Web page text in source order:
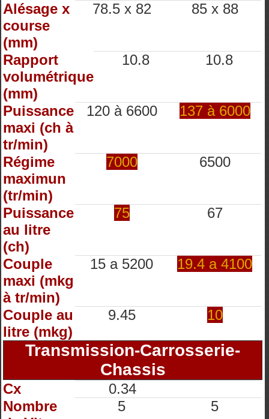
Alésage x
course
(mm)
78.5 x 82 85 x 88
Rapport
volumétrique
(mm)
10.8 10.8
Puissance
maxi (ch à
tr/min)
120 à 6600 137 à 6000
Régime
maximun
(tr/min)
7000 6500
Puissance
au litre
(ch)
75 67
Couple
maxi (mkg
à tr/min)
15 a 5200 19.4 a 4100
Couple au
litre (mkg)
9.45 10
Transmission-Carrosserie-
Chassis
Cx
0.34
Nombre
5 5